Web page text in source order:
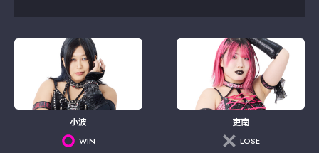
小波
WIN
吏南
LOSE